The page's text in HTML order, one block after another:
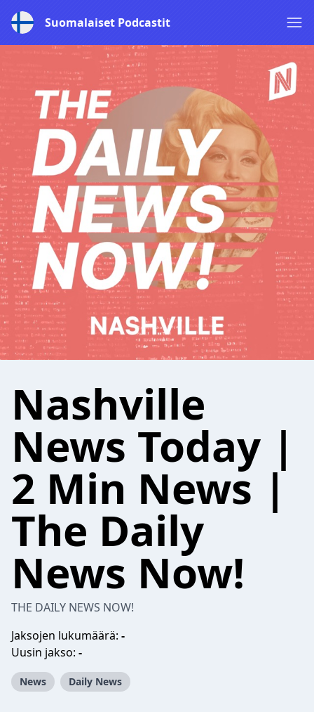
Suomalaiset Podcastit
Nashville
News Today |
2 Min News |
The Daily
News Now!
THE DAILY NEWS NOW!
Jaksojen lukumäärä: -
Uusin jakso: -
News Daily News